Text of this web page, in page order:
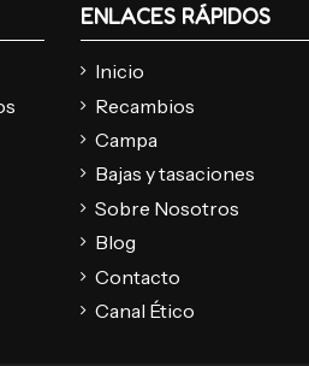
ENLACES RÁPIDOS
Inicio
Recambios
Campa
Bajas y tasaciones
Sobre Nosotros
Blog
Contacto
Canal Ético